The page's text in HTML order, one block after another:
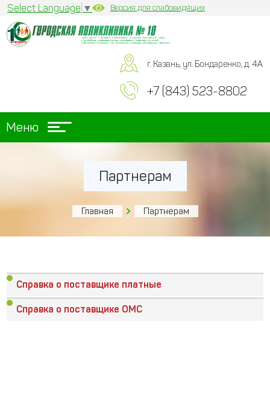
Select Language ▼ Версия для слабовидящих
г. Казань, ул. Бондаренко, д. 4А
+7 (843) 523-8802
Меню
Партнерам
Главная Партнерам
Справка о поставщике платные
Справка о поставщике ОМС